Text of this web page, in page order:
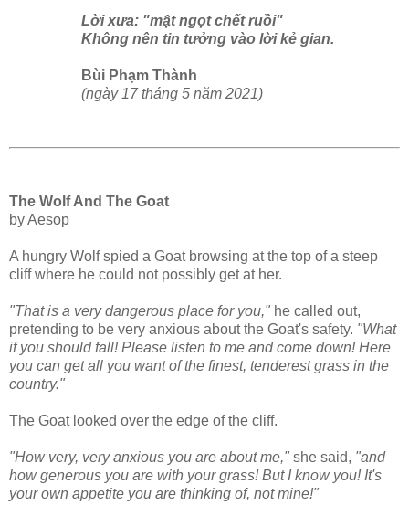
Lời xưa: "mật ngọt chết ruồi"
Không nên tin tưởng vào lời kẻ gian.
Bùi Phạm Thành
(ngày 17 tháng 5 năm 2021)
The Wolf And The Goat
by Aesop
A hungry Wolf spied a Goat browsing at the top of a steep
cliff where he could not possibly get at her.
"That is a very dangerous place for you," he called out,
pretending to be very anxious about the Goat's safety. "What
if you should fall! Please listen to me and come down! Here
you can get all you want of the finest, tenderest grass in the
country."
The Goat looked over the edge of the cliff.
"How very, very anxious you are about me," she said, "and
how generous you are with your grass! But I know you! It's
your own appetite you are thinking of, not mine!"